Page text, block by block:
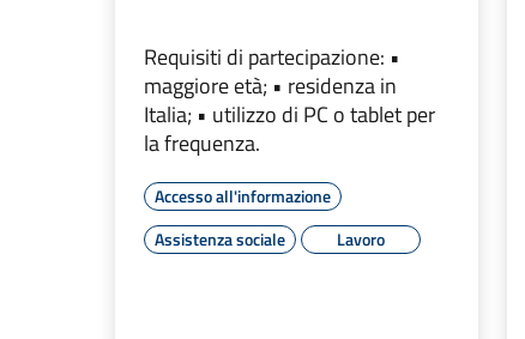
Requisiti di partecipazione: •
maggiore età; • residenza in
Italia; • utilizzo di PC o tablet per
la frequenza.
Accesso all'informazione
Assistenza sociale
Lavoro